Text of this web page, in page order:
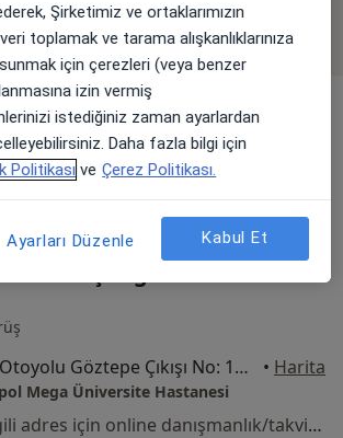
Ümraniye, İstanbul aramanıza
bulunuyor.
Tem Avrupa Otoyolu Göztepe Çıkışı No: 1Bağcılar, İstanbul • Harita
Mega Üniversite Hastanesi
Bu uzman ilgili adres için online danışmanlık/takvim sunmuyor.
Şirketimiz ve ortaklarımızın
toplamak ve tarama alışkanlıklarınıza
için çerezleri (veya benzer
izin vermiş
istediğiniz zaman ayarlardan
Daha fazla bilgi için
Politikası ve Çerez Politikası.
Ayarları Düzenle Kabul Et